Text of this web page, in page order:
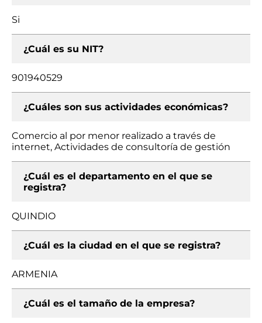
Si
¿Cuál es su NIT?
901940529
¿Cuáles son sus actividades económicas?
Comercio al por menor realizado a través de
internet, Actividades de consultoría de gestión
¿Cuál es el departamento en el que se
registra?
QUINDIO
¿Cuál es la ciudad en el que se registra?
ARMENIA
¿Cuál es el tamaño de la empresa?